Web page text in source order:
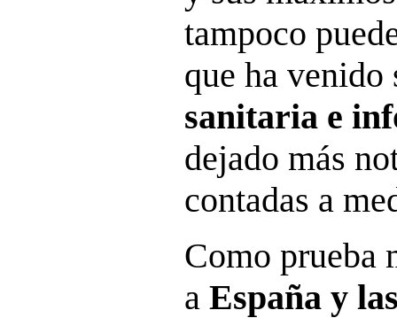
tampoco
que ha
sanitaria e
dejado más
contadas a
Como prueba
a España y